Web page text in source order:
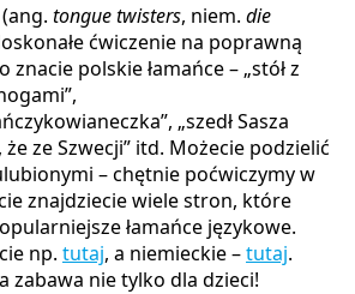
tongue twisters, niem. die
ćwiczenie na poprawną
polskie łamańce – „stół z
„szedł Sasza
ze Szwecji” itd. Możecie podzielić
– chętnie poćwiczymy w
znajdziecie wiele stron, które
łamańce językowe.
np. tutaj, a niemieckie –tutaj.
zabawa nie tylko dla dzieci!